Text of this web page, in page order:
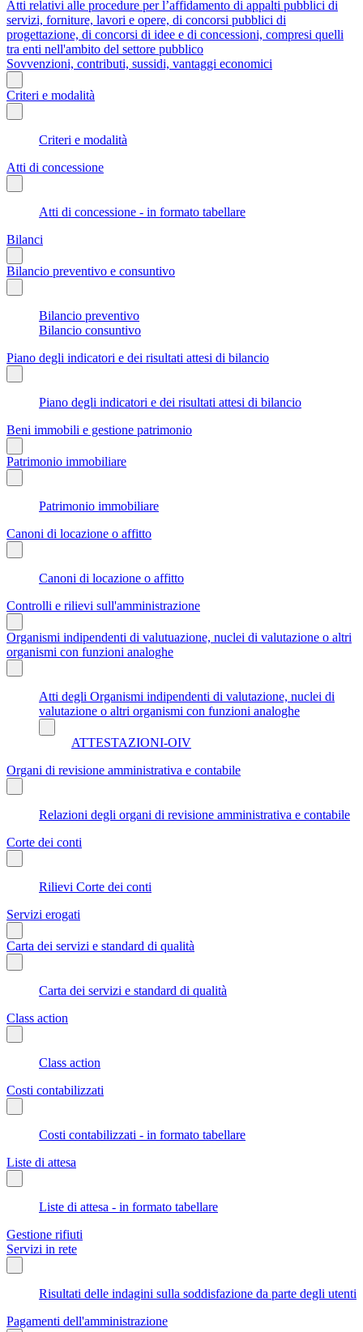
Atti relativi alle procedure per l’affidamento di appalti pubblici di
servizi, forniture, lavori e opere, di concorsi pubblici di
progettazione, di concorsi di idee e di concessioni, compresi quelli
tra enti nell'ambito del settore pubblico
Sovvenzioni, contributi, sussidi, vantaggi economici
Criteri e modalità
Criteri e modalità
Atti di concessione
Atti di concessione - in formato tabellare
Bilanci
Bilancio preventivo e consuntivo
Bilancio preventivo
Bilancio consuntivo
Piano degli indicatori e dei risultati attesi di bilancio
Piano degli indicatori e dei risultati attesi di bilancio
Beni immobili e gestione patrimonio
Patrimonio immobiliare
Patrimonio immobiliare
Canoni di locazione o affitto
Canoni di locazione o affitto
Controlli e rilievi sull'amministrazione
Organismi indipendenti di valutuazione, nuclei di valutazione o altri
organismi con funzioni analoghe
Atti degli Organismi indipendenti di valutazione, nuclei di
valutazione o altri organismi con funzioni analoghe
ATTESTAZIONI-OIV
Organi di revisione amministrativa e contabile
Relazioni degli organi di revisione amministrativa e contabile
Corte dei conti
Rilievi Corte dei conti
Servizi erogati
Carta dei servizi e standard di qualità
Carta dei servizi e standard di qualità
Class action
Class action
Costi contabilizzati
Costi contabilizzati - in formato tabellare
Liste di attesa
Liste di attesa - in formato tabellare
Gestione rifiuti
Servizi in rete
Risultati delle indagini sulla soddisfazione da parte degli utenti
Pagamenti dell'amministrazione